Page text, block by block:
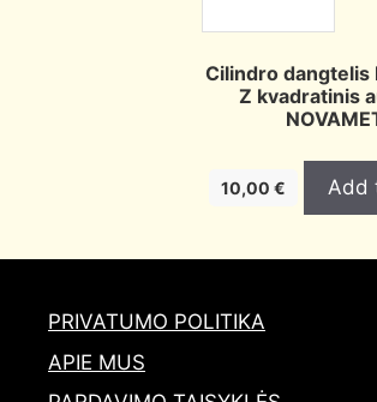
Cilindro dangtelis
Z kvadratinis
10,00 € Add
PRIVATUMO POLITIKA
APIE MUS